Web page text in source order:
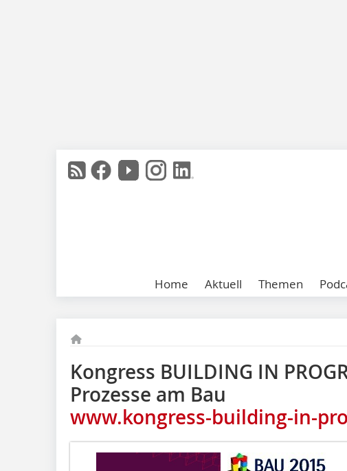
Home Aktuell Themen
Kongress BUILDING IN
Prozesse am Bau
www.kongress-building-in-